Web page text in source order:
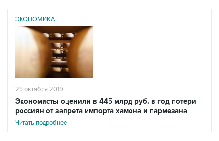
ЭКОНОМИКА
29 октября 2019
Экономисты оценили в 445 млрд руб. в год потери
россиян от запрета импорта хамона и пармезана
Читать подробнее